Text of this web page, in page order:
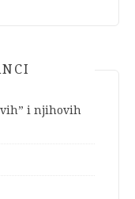
i njihovih